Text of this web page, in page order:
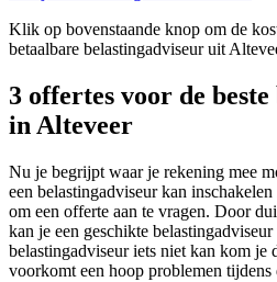
Klik op bovenstaande knop om de
betaalbare belastingadviseur uit
3 offertes voor de
in Alteveer
Nu je begrijpt waar je rekening mee
een belastingadviseur kan
om een offerte aan te vragen. Door
kan je een geschikte
belastingadviseur iets niet kan kom je
voorkomt een hoop problemen